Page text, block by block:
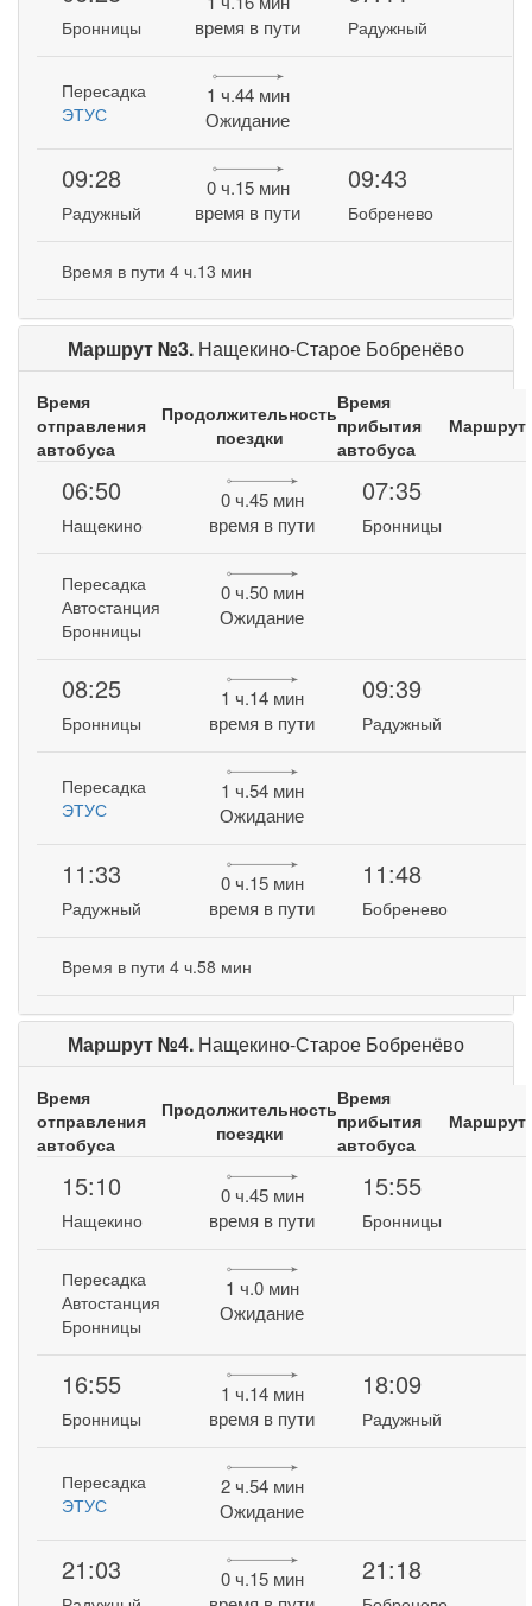
Бронницы
время в пути
Радужный
Пересадка
ЭТУС
1 ч.44 мин
Ожидание
09:28
Радужный
0 ч.15 мин
время в пути
09:43
Бобренево
Время в пути 4 ч.13 мин
Маршрут №3. Нащекино-Старое Бобренёво
Время
отправления
автобуса
Продолжительность
поездки
Время
прибытия
автобуса
Маршрут
06:50
Нащекино
0 ч.45 мин
время в пути
07:35
Бронницы
Пересадка
Автостанция
Бронницы
0 ч.50 мин
Ожидание
08:25
Бронницы
1 ч.14 мин
время в пути
09:39
Радужный
Пересадка
ЭТУС
1 ч.54 мин
Ожидание
11:33
Радужный
0 ч.15 мин
время в пути
11:48
Бобренево
Время в пути 4 ч.58 мин
Маршрут №4. Нащекино-Старое Бобренёво
Время
отправления
автобуса
Продолжительность
поездки
Время
прибытия
автобуса
Маршрут
15:10
Нащекино
0 ч.45 мин
время в пути
15:55
Бронницы
Пересадка
Автостанция
Бронницы
1 ч.0 мин
Ожидание
16:55
Бронницы
1 ч.14 мин
время в пути
18:09
Радужный
Пересадка
ЭТУС
2 ч.54 мин
Ожидание
21:03
0 ч.15 мин
21:18